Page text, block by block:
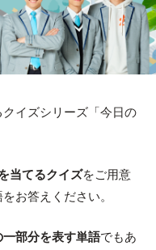
イズシリーズ「今日の
当てるクイズをご用意
お答えください。
一部分を表す単語でもあ